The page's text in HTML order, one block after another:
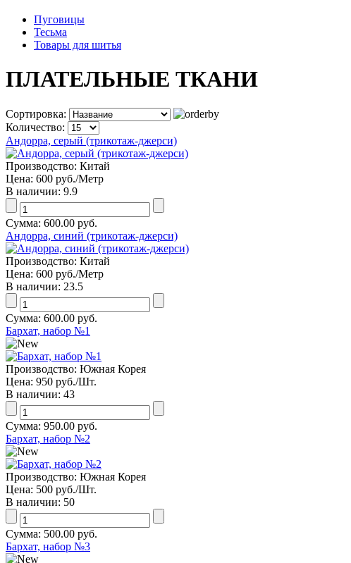
Пуговицы
Тесьма
Товары для шитья
ПЛАТЕЛЬНЫЕ ТКАНИ
Сортировка:
Количество:
Андорра, серый (трикотаж-джерси)
Производство: Китай
Цена: 600 руб./Метр
В наличии: 9.9
Сумма: 600.00 руб.
Андорра, синий (трикотаж-джерси)
Производство: Китай
Цена: 600 руб./Метр
В наличии: 23.5
Сумма: 600.00 руб.
Бархат, набор №1
Производство: Южная Корея
Цена: 950 руб./Шт.
В наличии: 43
Сумма: 950.00 руб.
Бархат, набор №2
Производство: Южная Корея
Цена: 500 руб./Шт.
В наличии: 50
Сумма: 500.00 руб.
Бархат, набор №3